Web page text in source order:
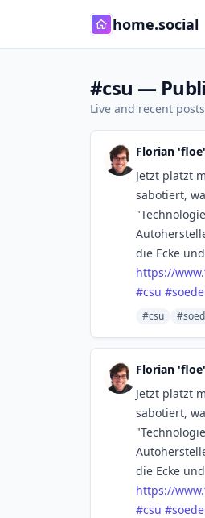
home.social
#csu —
Live and recent
Florian
Jetzt platzt
sabotiert,
die Ecke
https://www.
#csu #
#csu
Florian
Jetzt platzt
sabotiert,
die Ecke
https://www.
#csu #